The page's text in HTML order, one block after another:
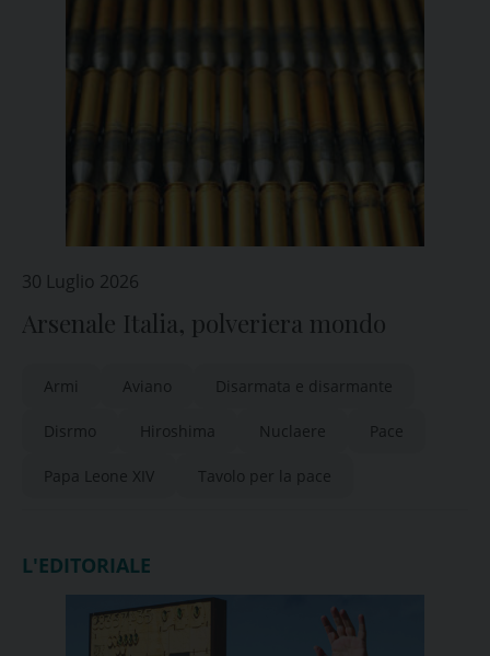
30 Luglio 2026
Arsenale Italia, polveriera mondo
Armi Aviano Disarmata e disarmante
Disrmo Hiroshima Nuclaere Pace
Papa Leone XIV Tavolo per la pace
L'EDITORIALE